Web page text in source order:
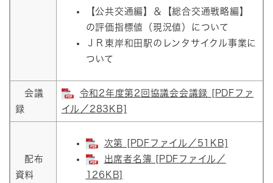
【公共交通編】＆【総合交通戦略編】
の評価指標値（現況値）について
ＪＲ東岸和田駅のレンタサイクル事業に
ついて
会議
録
令和2年度第2回協議会会議録 [PDFファ
イル／283KB]
配布
資料
次第 [PDFファイル／51KB]
出席者名簿 [PDFファイル／
126KB]